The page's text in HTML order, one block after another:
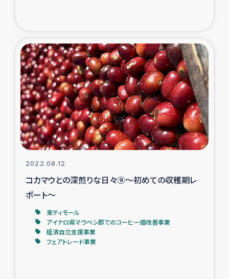
2022.08.12
コカマウとの深煎りな日々⑨〜初めての収穫期レ
ポート〜
東ティモール
アイナロ県マウベシ郡でのコーヒー畑改善事業
経済自立支援事業
フェアトレード事業